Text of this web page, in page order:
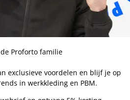
Proforto familie
exclusieve voordelen en blijf je op
in werkkleding en PBM.